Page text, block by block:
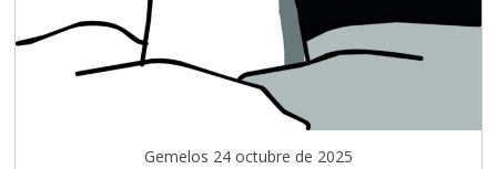
Gemelos 24 octubre de 2025